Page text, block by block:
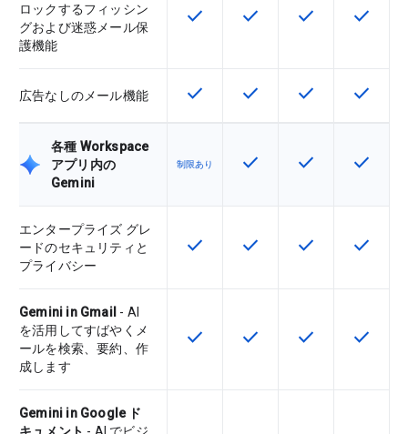
ロックするフィッシン
グおよび迷惑メール保
護機能
この機能は該当の SKU で利用で
check この機能は該当の SKU
check この機能は該当
check この機
check
広告なしのメール機能 この機能は該当の SKU で利用で
check この機能は該当の SKU
check この機能は該当
check この機
check
各種 Workspace
アプリ内の
Gemini
制限あり この機能は該当の SKU
check この機能は該当
check この機
check
エンタープライズ グレ
ードのセキュリティと
プライバシー
この機能は該当の SKU で利用で
check この機能は該当の SKU
check この機能は該当
check この機
check
Gemini in Gmail - AI
を活用してすばやくメ
ールを検索、要約、作
成します
この機能は該当の SKU で利用で
check この機能は該当の SKU
check この機能は該当
check この機
check
Gemini in Google ド